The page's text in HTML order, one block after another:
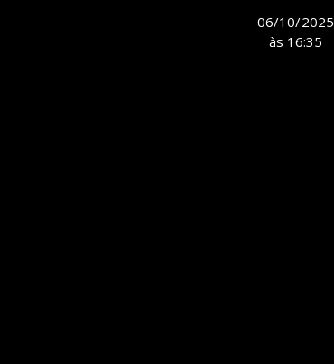
06/10/2025
às 16:35